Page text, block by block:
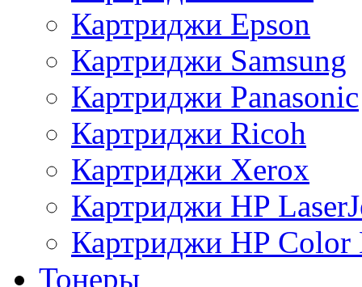
Картриджи Epson
Картриджи Samsung
Картриджи Panasonic
Картриджи Ricoh
Картриджи Xerox
Картриджи HP
Картриджи HP Color
Тонеры